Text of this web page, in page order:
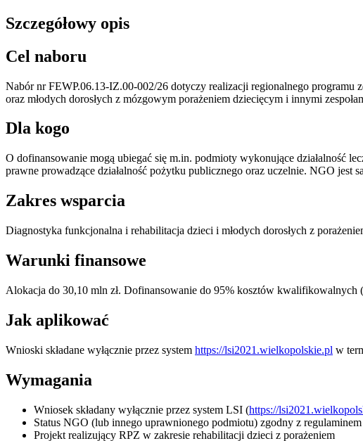
Szczegółowy opis
Cel naboru
Nabór nr FEWP.06.13-IZ.00-002/26 dotyczy realizacji regionalnego
oraz młodych dorosłych z mózgowym porażeniem dziecięcym i innymi
Dla kogo
O dofinansowanie mogą ubiegać się m.in. podmioty wykonujące działalność
prawne prowadzące działalność pożytku publicznego oraz uczelnie. NGO jest
Zakres wsparcia
Diagnostyka funkcjonalna i rehabilitacja dzieci i młodych dorosłych z
Warunki finansowe
Alokacja do 30,10 mln zł. Dofinansowanie do 95% kosztów kwalifikowalnych
Jak aplikować
Wnioski składane wyłącznie przez system https://lsi2021.wielkopolskie.pl w
Wymagania
Wniosek składany wyłącznie przez system LSI (https://
Status NGO (lub innego uprawnionego podmiotu) zgodny z regulaminem
Projekt realizujący RPZ w zakresie rehabilitacji dzieci z porażeniem